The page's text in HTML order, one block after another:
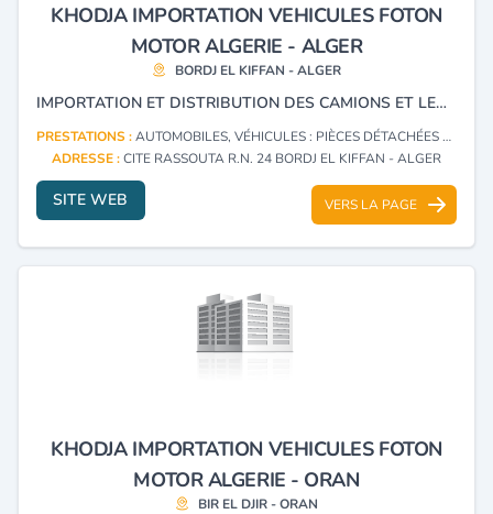
KHODJA IMPORTATION VEHICULES FOTON
MOTOR ALGERIE - ALGER
BORDJ EL KIFFAN - ALGER
IMPORTATION ET DISTRIBUTION DES CAMIONS ET LEURS PIÈCES DE RECHANGE : PICK UP, PLATEAUX, FRIGO, CONTENEURS, TRACTEURS ROUTIERS, BENNES, CHARGEURS, MALAXEURS, BUS ET BULLDOZER.
PRESTATIONS :AUTOMOBILES, VÉHICULES : PIÈCES DÉTACHÉES ET ACCESSOIRES (DÉTAIL)
ADRESSE :CITE RASSOUTA R.N. 24 BORDJ EL KIFFAN - ALGER
SITE WEB VERS LA PAGE
KHODJA IMPORTATION VEHICULES FOTON
MOTOR ALGERIE - ORAN
BIR EL DJIR - ORAN